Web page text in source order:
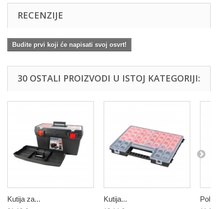
RECENZIJE
Budite prvi koji će napisati svoj osvrt!
30 OSTALI PROIZVODI U ISTOJ KATEGORIJI:
Kutija za... Kutija...